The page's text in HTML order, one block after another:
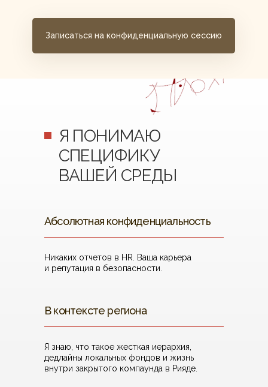
Записаться на конфиденциальную сессию
Я ПОНИМАЮ
СПЕЦИФИКУ
ВАШЕЙ СРЕДЫ
Абсолютная конфиденциальность
Никаких отчетов в HR. Ваша карьера
и репутация в безопасности.
В контексте региона
Я знаю, что такое жесткая иерархия,
дедлайны локальных фондов и жизнь
внутри закрытого компаунда в Рияде.